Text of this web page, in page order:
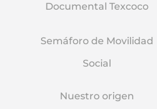
Documental Texcoco
Semáforo de Movilidad
Social
Nuestro origen